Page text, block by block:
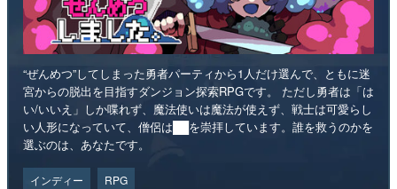
“ぜんめつ”してしまった勇者パーティから1人だけ選んで、ともに迷
宮からの脱出を目指すダンジョン探索RPGです。 ただし勇者は「は
い/いいえ」しか喋れず、魔法使いは魔法が使えず、戦士は可愛らし
い人形になっていて、僧侶は██を崇拝しています。誰を救うのかを
選ぶのは、あなたです。
インディー RPG